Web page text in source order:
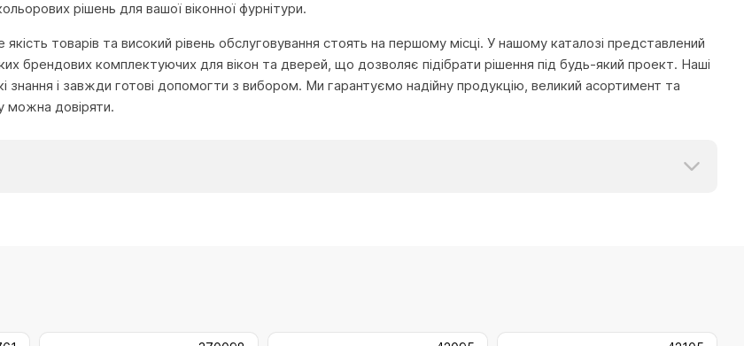
рішень для вашої віконної фурнітури.
товарів та високий рівень обслуговування стоять на першому місці. У нашому каталозі представлений
брендових комплектуючих для вікон та дверей, що дозволяє підібрати рішення під будь-який проект. Наші
і завжди готові допомогти з вибором. Ми гарантуємо надійну продукцію, великий асортимент та
можна довіряти.